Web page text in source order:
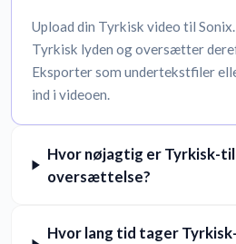
Upload din Tyrkisk video til
Tyrkisk lyden og oversætter
Eksporter som undertekstfiler
ind i videoen.
Hvor nøjagtig er Tyrkisk-
oversættelse?
Hvor lang tid tager